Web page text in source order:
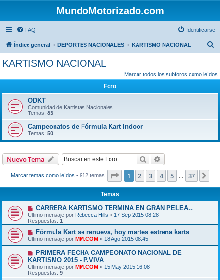
MundoMotorizado.com
FAQ Identificarse
Índice general DEPORTES NACIONALES KARTISMO NACIONAL
c
KARTISMO NACIONAL
Marcar todos los subforos como leídos
Foro
ODKT
Comunidad de Kartistas Nacionales
Temas: 83
Campeonatos de Fórmula Kart Indoor
Temas: 50
Nuevo Tema Buscar
Marcar temas como leídos • 912 temas Página de 37
1 2 3 4 5 37
Temas
CARRERA KARTISMO TERMINA EN GRAN PELEA...
Último mensaje por Rebecca Hills « 17 Sep 2015 08:28
Respuestas: 1
Fórmula Kart se renueva, hoy martes estrena karts
Último mensaje por MM.COM « 18 Ago 2015 08:45
PRIMERA FECHA CAMPEONATO NACIONAL DE
KARTISMO 2015 - P.VIVA
Último mensaje por MM.COM « 15 May 2015 16:08
Respuestas: 9